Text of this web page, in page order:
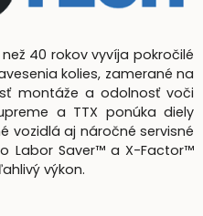
40 rokov vyvíja pokročilé
kolies, zamerané na
montáže a odolnosť voči
a TTX ponúka diely
vozidlá aj náročné servisné
Labor Saver™ a X-Factor™
výkon.